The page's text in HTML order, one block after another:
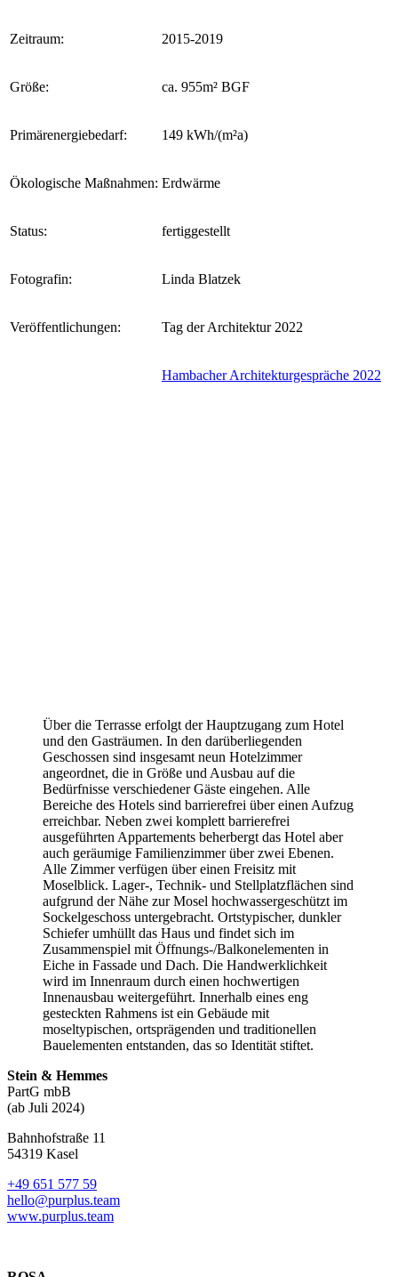
Zeitraum: 2015-2019
Größe: ca. 955m² BGF
Primärenergiebedarf: 149 kWh/(m²a)
Ökologische Maßnahmen: Erdwärme
Status: fertiggestellt
Fotografin: Linda Blatzek
Veröffentlichungen: Tag der Architektur 2022
Hambacher Architekturgespräche 2022
Über die Terrasse erfolgt der Hauptzugang zum Hotel
und den Gasträumen. In den darüberliegenden
Geschossen sind insgesamt neun Hotelzimmer
angeordnet, die in Größe und Ausbau auf die
Bedürfnisse verschiedener Gäste eingehen. Alle
Bereiche des Hotels sind barrierefrei über einen Aufzug
erreichbar. Neben zwei komplett barrierefrei
ausgeführten Appartements beherbergt das Hotel aber
auch geräumige Familienzimmer über zwei Ebenen.
Alle Zimmer verfügen über einen Freisitz mit
Moselblick. Lager-, Technik- und Stellplatzflächen sind
aufgrund der Nähe zur Mosel hochwassergeschützt im
Sockelgeschoss untergebracht. Ortstypischer, dunkler
Schiefer umhüllt das Haus und findet sich im
Zusammenspiel mit Öffnungs-/Balkonelementen in
Eiche in Fassade und Dach. Die Handwerklichkeit
wird im Innenraum durch einen hochwertigen
Innenausbau weitergeführt. Innerhalb eines eng
gesteckten Rahmens ist ein Gebäude mit
moseltypischen, ortsprägenden und traditionellen
Bauelementen entstanden, das so Identität stiftet.
Stein & Hemmes
PartG mbB
(ab Juli 2024)
Bahnhofstraße 11
54319 Kasel
+49 651 577 59
hello@purplus.team
www.purplus.team